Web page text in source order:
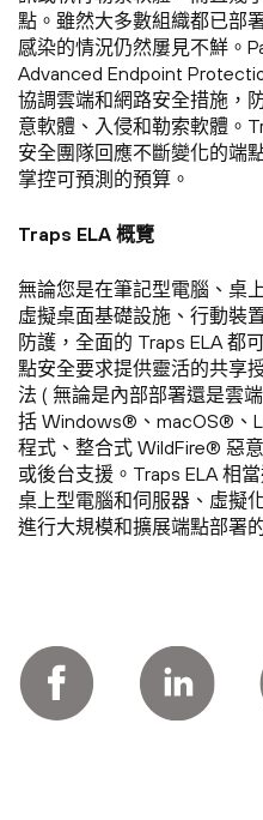
點。雖然大多數組織都已部
感染的情況仍然屢見不鮮。
Advanced Endpoint
協調雲端和網路安全措施，
意軟體、入侵和勒索軟體。
安全團隊回應不斷變化的端
掌控可預測的預算。
Traps ELA 概覽
無論您是在筆記型電腦、桌
虛擬桌面基礎設施、行動裝
防護，全面的 Traps ELA 都
點安全要求提供靈活的共享
法 ( 無論是內部部署還是雲
括 Windows®、macOS®、
程式、整合式 WildFire® 惡
或後台支援。Traps ELA 相
桌上型電腦和伺服器、虛擬
進行大規模和擴展端點部署